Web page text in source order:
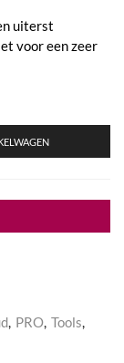
uiterst
voor een zeer
, PRO, Tools,